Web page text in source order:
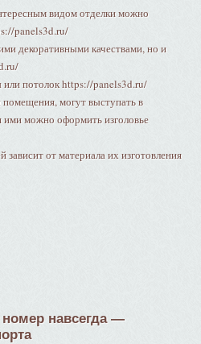
видом отделки можно
panels3d.ru/
декоративными качествами, но и
потолок https://panels3d.ru/
могут выступать в
ими можно оформить изголовье
от материала их изготовления
навсегда —